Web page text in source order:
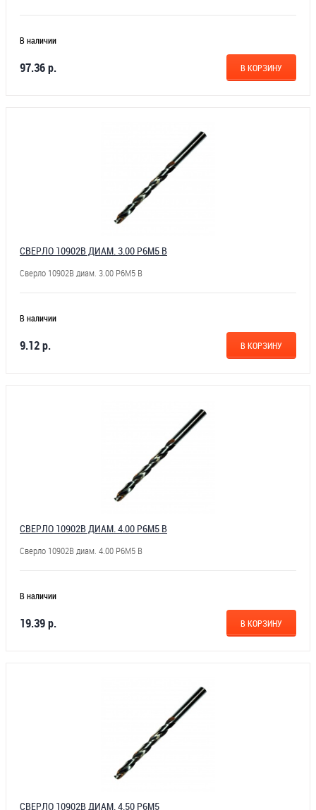
В наличии
97.36 р. В КОРЗИНУ
СВЕРЛО 10902В ДИАМ. 3.00 Р6М5 В
Сверло 10902В диам. 3.00 Р6М5 В
В наличии
9.12 р. В КОРЗИНУ
СВЕРЛО 10902В ДИАМ. 4.00 Р6М5 В
Сверло 10902В диам. 4.00 Р6М5 В
В наличии
19.39 р. В КОРЗИНУ
СВЕРЛО 10902В ДИАМ. 4.50 Р6М5